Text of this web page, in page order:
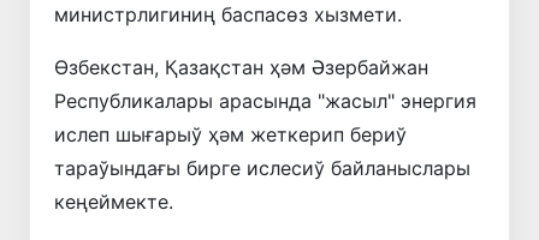
министрлигиниң баспасөз хызмети.
Өзбекстан, Қазақстан ҳәм Әзербайжан
Республикалары арасында "жасыл" энергия
ислеп шығарыў ҳәм жеткерип бериў
тараўындағы бирге ислесиў байланыслары
кеңеймекте.